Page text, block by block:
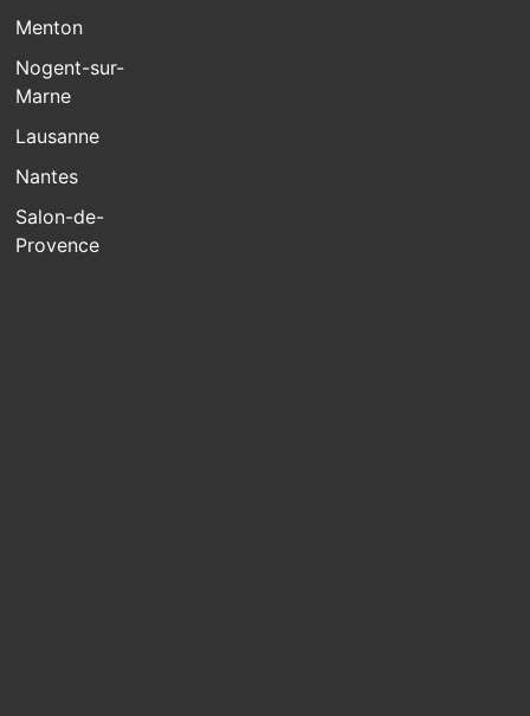
Menton
Nogent-sur-
Marne
Lausanne
Nantes
Salon-de-
Provence